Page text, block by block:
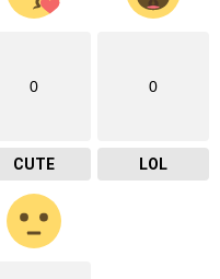
0
CUTE
0
LOL